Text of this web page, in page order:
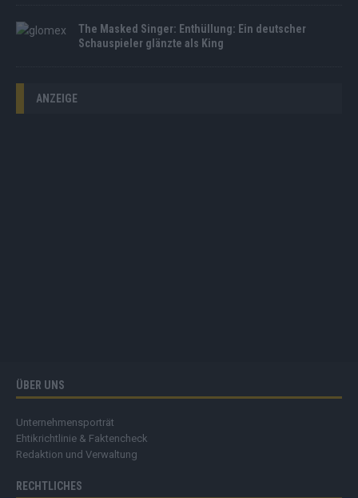
The Masked Singer: Enthüllung: Ein deutscher
Schauspieler glänzte als King
ANZEIGE
ÜBER UNS
Unternehmensporträt
Ehtikrichtlinie & Faktencheck
Redaktion und Verwaltung
RECHTLICHES